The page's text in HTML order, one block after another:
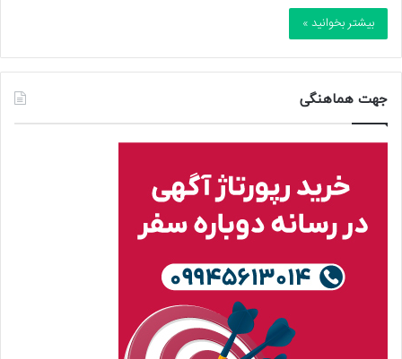
بیشتر بخوانید »
جهت هماهنگی